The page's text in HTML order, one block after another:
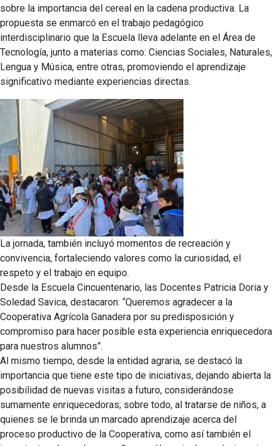
sobre la importancia del cereal en la cadena productiva. La
propuesta se enmarcó en el trabajo pedagógico
interdisciplinario que la Escuela lleva adelante en el Área de
Tecnología, junto a materias como: Ciencias Sociales, Naturales,
Lengua y Música, entre otras, promoviendo el aprendizaje
significativo mediante experiencias directas.
La jornada, también incluyó momentos de recreación y
convivencia, fortaleciendo valores como la curiosidad, el
respeto y el trabajo en equipo.
Desde la Escuela Cincuentenario, las Docentes Patricia Doria y
Soledad Savica, destacaron: “Queremos agradecer a la
Cooperativa Agrícola Ganadera por su predisposición y
compromiso para hacer posible esta experiencia enriquecedora
para nuestros alumnos”.
Al mismo tiempo, desde la entidad agraria, se destacó la
importancia que tiene este tipo de iniciativas, dejando abierta la
posibilidad de nuevas visitas a futuro, considerándose
sumamente enriquecedoras; sobre todo, al tratarse de niños, a
quienes se le brinda un marcado aprendizaje acerca del
proceso productivo de la Cooperativa, como así también el